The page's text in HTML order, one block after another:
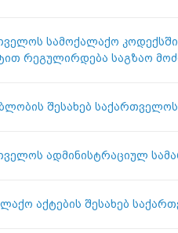
სამოქალაქო კოდექსში
რეგულირდება საგზაო
შესახებ
ადმინისტრაციულ
აქტების შესახებ